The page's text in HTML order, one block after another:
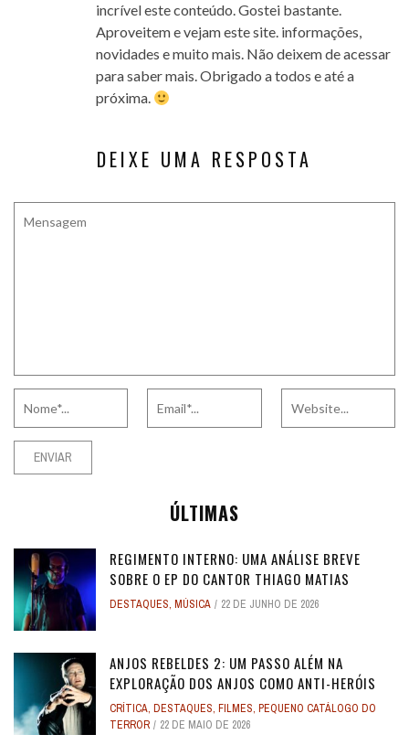
incrível este conteúdo. Gostei bastante.
Aproveitem e vejam este site. informações,
novidades e muito mais. Não deixem de acessar
para saber mais. Obrigado a todos e até a
próxima.
DEIXE UMA RESPOSTA
ÚLTIMAS
REGIMENTO INTERNO: UMA ANÁLISE BREVE
SOBRE O EP DO CANTOR THIAGO MATIAS
DESTAQUES, MÚSICA 22 DE JUNHO DE 2026
ANJOS REBELDES 2: UM PASSO ALÉM NA
EXPLORAÇÃO DOS ANJOS COMO ANTI-HERÓIS
CRÍTICA, DESTAQUES, FILMES, PEQUENO CATÁLOGO DO
TERROR
22 DE MAIO DE 2026